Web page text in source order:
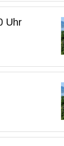
Uhr